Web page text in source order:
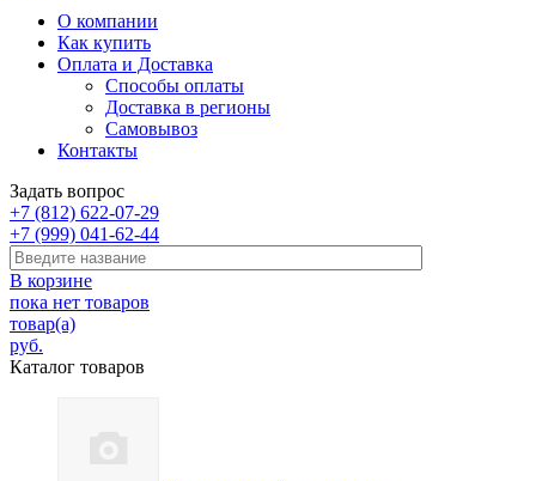
О компании
Как купить
Оплата и Доставка
Способы оплаты
Доставка в регионы
Самовывоз
Контакты
Задать вопрос
+7 (812) 622-07-29
+7 (999) 041-62-44
В корзине
пока нет товаров
товар(а)
руб.
Каталог товаров